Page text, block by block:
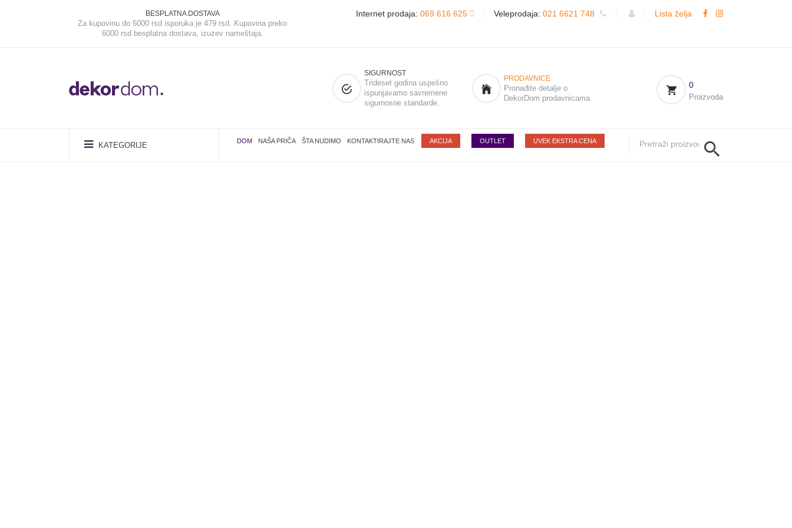
BESPLATNA DOSTAVA
Za kupovinu do 6000 rsd isporuka je 479 rsd. Kupovina preko
6000 rsd besplatna dostava, izuzev nameštaja.
Internet prodaja: 069 616 625 Veleprodaja: 021 6621 748 Lista želja
SIGURNOST
Trideset godina uspešno
ispunjavamo savremene
sigurnosne standarde.
PRODAVNICE
Pronađite detalje o
DekorDom prodavnicama.
0
Proizvoda
KATEGORIJE DOM NAŠA PRIČA ŠTA NUDIMO KONTAKTIRAJTE NAS AKCIJA OUTLET UVEK EKSTRA CENA